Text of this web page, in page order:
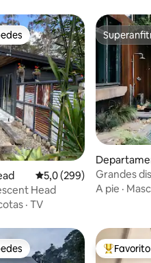
más destacados
Calificación promedio:
5,0 (299)
Head
· TV
Grandes
A pie ·
más destacados Favorito